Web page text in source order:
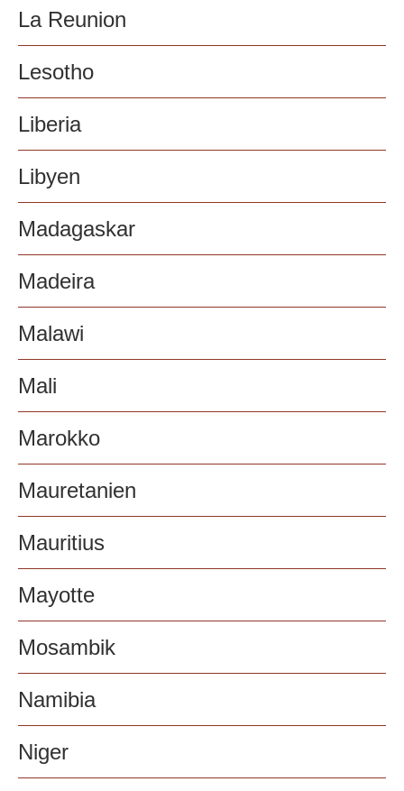
La Reunion
Lesotho
Liberia
Libyen
Madagaskar
Madeira
Malawi
Mali
Marokko
Mauretanien
Mauritius
Mayotte
Mosambik
Namibia
Niger